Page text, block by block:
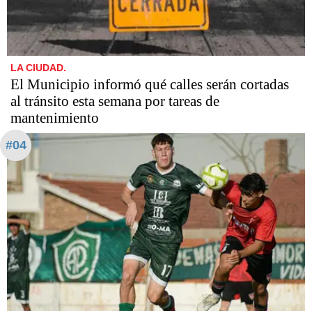
LA CIUDAD.
El Municipio informó qué calles serán cortadas
al tránsito esta semana por tareas de
mantenimiento
#04